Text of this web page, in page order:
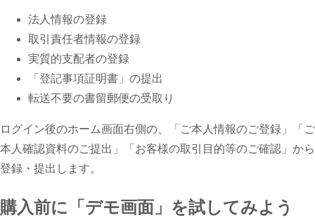
法人情報の登録
取引責任者情報の登録
実質的支配者の登録
「登記事項証明書」の提出
転送不要の書留郵便の受取り
ログイン後のホーム画面右側の、「ご本人情報のご登録」「ご
本人確認資料のご提出」「お客様の取引目的等のご確認」から
登録・提出します。
購入前に「デモ画面」を試してみよう